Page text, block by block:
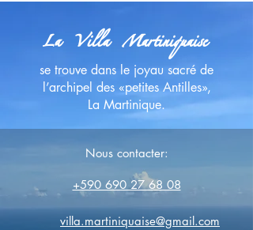
La Villa Martiniquaise
se trouve dans le joyau sacré de
l’archipel des «petites Antilles»,
La Martinique.
Nous contacter:
+590 690 27 68 08
villa.martiniquaise@gmail.com